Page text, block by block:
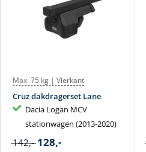
Max. 75 kg | Vierkant
Cruz dakdragerset Lane
Dacia Logan MCV
stationwagen (2013-2020)
142,- 128,-